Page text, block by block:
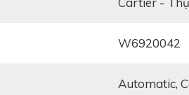
W6920042
automatic,